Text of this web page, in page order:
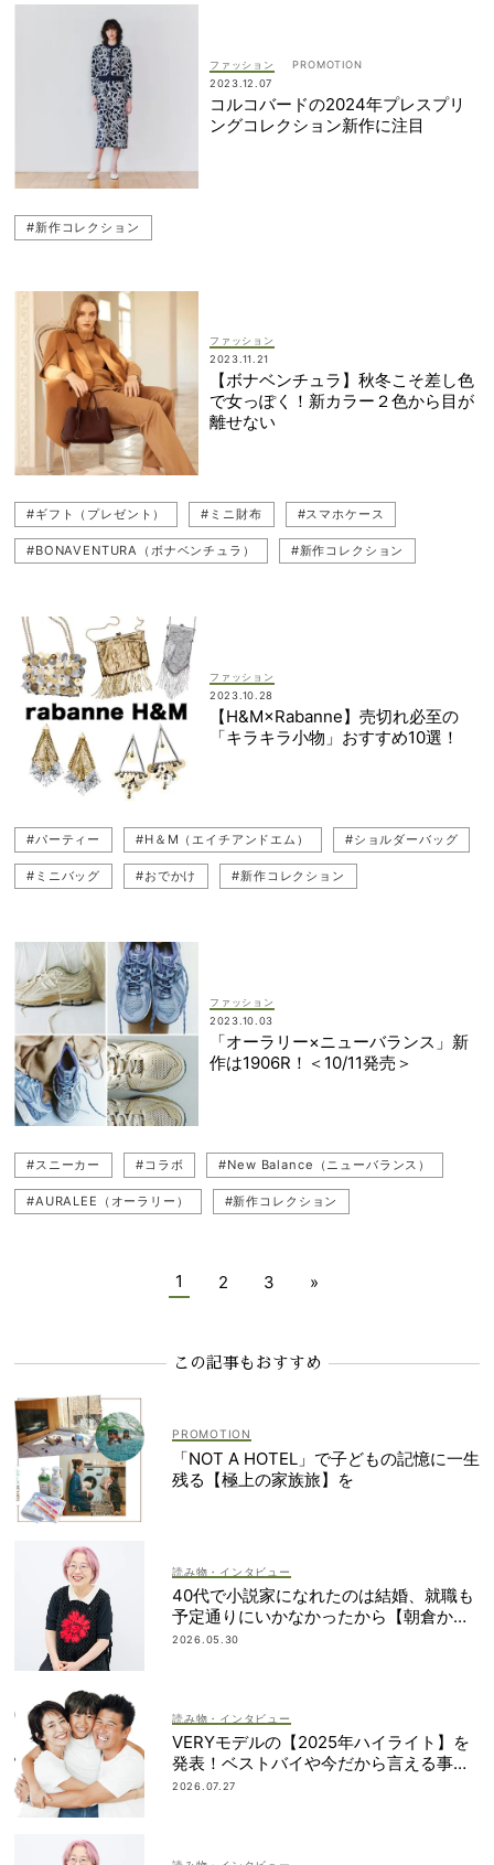
ファッション
2023.12.07
コルコバードの2024年プレスプリ
ングコレクション新作に注目
#新作コレクション
ファッション
2023.11.21
【ボナベンチュラ】秋冬こそ差し色
で女っぽく！新カラー２色から目が
離せない
#ギフト（プレゼント） #ミニ財布 #スマホケース
#BONAVENTURA（ボナベンチュラ） #新作コレクション
#バッグ
ファッション
2023.10.28
【H&M×Rabanne】売切れ必至の
「キラキラ小物」おすすめ10選！
#パーティー #H＆M（エイチアンドエム） #ショルダーバッグ
#ミニバッグ #おでかけ #新作コレクション
ファッション
2023.10.03
「オーラリー×ニューバランス」新
作は1906R！＜10/11発売＞
#スニーカー #コラボ #New Balance（ニューバランス）
#AURALEE（オーラリー） #新作コレクション
1 2 3 »
この記事もおすすめ
「NOT A HOTEL」で子どもの記憶に一生
残る【極上の家族旅】を
読み物・インタビュー
40代で小説家になれたのは結婚、就職も
予定通りにいかなかったから【朝倉かす
みさん】
2026.05.30
読み物・インタビュー
VERYモデルの【2025年ハイライト】を
発表！ベストバイや今だから言える事件
簿も大公開
2026.07.27